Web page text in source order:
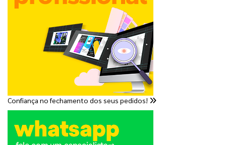
Confiança no fechamento dos seus pedidos!